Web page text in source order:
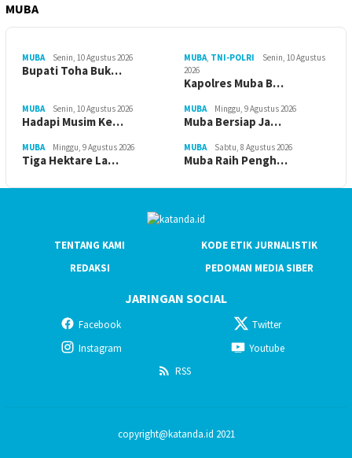
MUBA
MUBA Senin, 10 Agustus 2026
Bupati Toha Buk…
MUBA, TNI-POLRI
Senin, 10 Agustus
2026
Kapolres Muba B…
MUBA Senin, 10 Agustus 2026
Hadapi Musim Ke…
MUBA Minggu, 9 Agustus 2026
Muba Bersiap Ja…
MUBA Minggu, 9 Agustus 2026
Tiga Hektare La…
MUBA Sabtu, 8 Agustus 2026
Muba Raih Pengh…
TENTANG KAMI
KODE ETIK JURNALISTIK
REDAKSI
PEDOMAN MEDIA SIBER
JARINGAN SOCIAL
Facebook
Twitter
Instagram
Youtube
RSS
copyright@katanda.id 2021